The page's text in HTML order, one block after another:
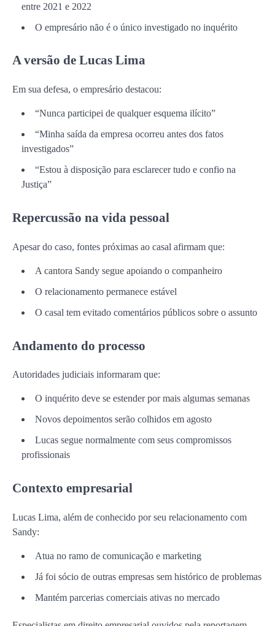
entre 2021 e 2022
O empresário não é o único investigado no inquérito
A versão de Lucas Lima
Em sua defesa, o empresário destacou:
“Nunca participei de qualquer esquema ilícito”
“Minha saída da empresa ocorreu antes dos fatos
investigados”
“Estou à disposição para esclarecer tudo e confio na
Justiça”
Repercussão na vida pessoal
Apesar do caso, fontes próximas ao casal afirmam que:
A cantora Sandy segue apoiando o companheiro
O relacionamento permanece estável
O casal tem evitado comentários públicos sobre o assunto
Andamento do processo
Autoridades judiciais informaram que:
O inquérito deve se estender por mais algumas semanas
Novos depoimentos serão colhidos em agosto
Lucas segue normalmente com seus compromissos
profissionais
Contexto empresarial
Lucas Lima, além de conhecido por seu relacionamento com
Sandy:
Atua no ramo de comunicação e marketing
Já foi sócio de outras empresas sem histórico de problemas
Mantém parcerias comerciais ativas no mercado